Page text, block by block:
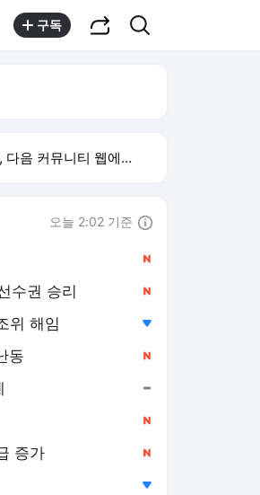
구독
커뮤니티 웹에서 보기
오늘 2:02 기준
수권 승리
위 해임
동
증가